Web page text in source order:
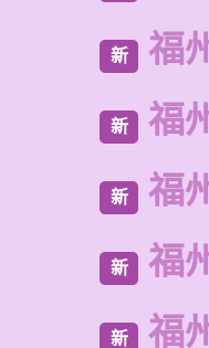
新 福
新 福
新 福
新 福
新 福